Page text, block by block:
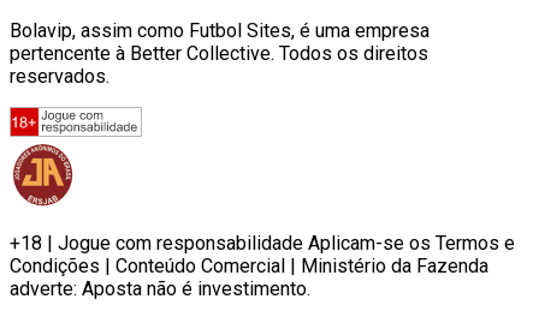
Bolavip, assim como Futbol Sites, é uma empresa
pertencente à Better Collective. Todos os direitos
reservados.
+18 | Jogue com responsabilidade Aplicam-se os Termos e
Condições | Conteúdo Comercial | Ministério da Fazenda
adverte: Aposta não é investimento.